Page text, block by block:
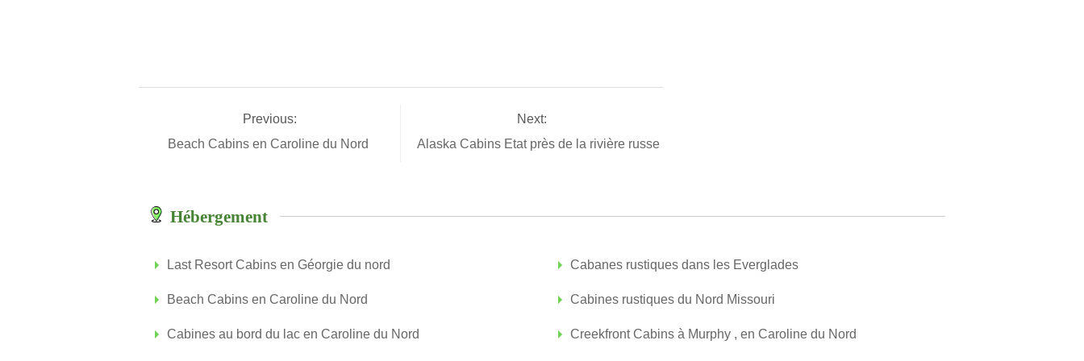
Previous:
Beach Cabins en Caroline du Nord
Next:
Alaska Cabins Etat près de la rivière russe
Hébergement
Last Resort Cabins en Géorgie du nord Cabanes rustiques dans les Everglades
Beach Cabins en Caroline du Nord Cabines rustiques du Nord Missouri
Cabines au bord du lac en Caroline du Nord Creekfront Cabins à Murphy , en Caroline du Nord